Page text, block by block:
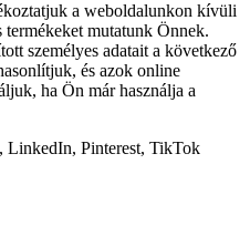
a weboldalunkon kívüli
mutatunk Önnek.
személyes adatait a következő
és azok online
ha Ön már használja a
LinkedIn, Pinterest, TikTok